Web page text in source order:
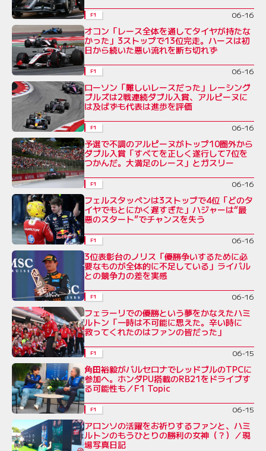
F1 06-16
オコン「レース全体を通してタイヤが持たな
かった」3ストップで13位完走。ハースは初
日から続いた悪い流れを断ち切れず
F1 06-16
ローソン「難しいレースだった」レーシング
ブルズは2戦連続ダブル入賞、アルピーヌに
は及ばずも代表は進歩を評価
F1 06-16
予選で不調のアルピーヌがトップ10圏外から
ダブル入賞「すべてを正しく遂行して7位を
つかんだ。大満足のレース」とガスリー
F1 06-16
フェルスタッペンは3ストップで4位「どのタ
イヤでもとにかく遅すぎた」ハジャーは“最
悪のスタート”でチャンスを失う
F1 06-16
3位表彰台のノリス「優勝争いするために必
要なものが全体的に不足している」ライバル
との競争力の差を実感
F1 06-16
フェラーリでの優勝という夢をかなえたハミ
ルトン「一時は不可能に思えた。辛い時に
救ってくれたのはファンの皆だった」
F1 06-15
角田裕毅がバルセロナでレッドブルのTPCに
参加へ。ホンダPU搭載のRB21をドライブす
る可能性も／F1 Topic
F1 06-15
アロンソの活躍をお祈りするファンと、ハミ
ルトンのもうひとりの勝利の女神（？）／現
場写真日記